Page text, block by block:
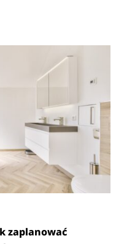
zaplanować